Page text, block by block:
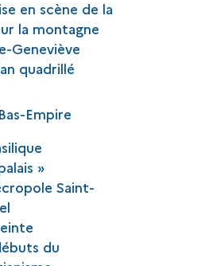
en scène de la
la montagne
Geneviève
quadrillé
Empire
»
Saint-
du